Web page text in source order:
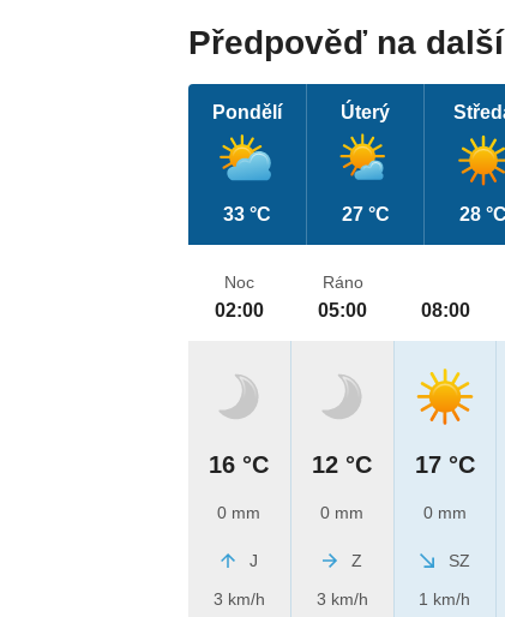
Předpověď na
Pondělí
33 °C
Úterý
27 °C 28 °C
Noc
02:00
16 °C
0 mm
J
3 km/h
Ráno
05:00
12 °C
0 mm
Z
3 km/h
08:00
17 °C
0 mm
SZ
1 km/h